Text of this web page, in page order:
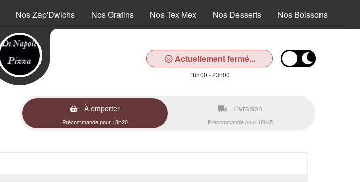
Nos Zap'Dwichs Nos Gratins Nos Tex Mex Nos Desserts Nos Boissons
Actuellement fermé...
18h00 - 23h00
À emporter
Précommande pour 18h20
Livraison
Précommande pour 18h45